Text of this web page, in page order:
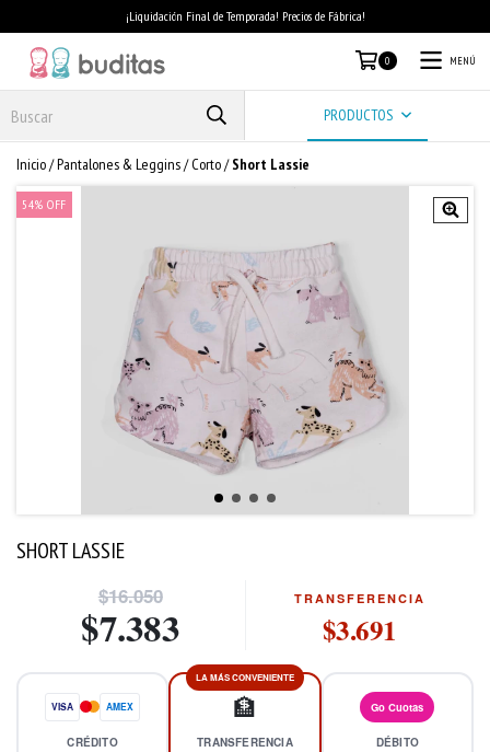
¡Liquidación Final de Temporada! Precios de Fábrica!
0 MENÚ
PRODUCTOS
Inicio/Pantalones & Leggins/ Corto/ Short Lassie
54% OFF
SHORT LASSIE
$16.050
$7.383
TRANSFERENCIA
$3.691
VISA AMEX
CRÉDITO
LA MÁS CONVENIENTE
🏦
TRANSFERENCIA
Go Cuotas
DÉBITO